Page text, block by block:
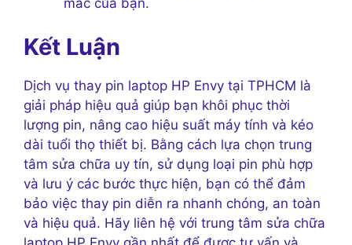
mắc của bạn.
Kết Luận
Dịch vụ thay pin laptop HP Envy tại TPHCM là
giải pháp hiệu quả giúp bạn khôi phục thời
lượng pin, nâng cao hiệu suất máy tính và kéo
dài tuổi thọ thiết bị. Bằng cách lựa chọn trung
tâm sửa chữa uy tín, sử dụng loại pin phù hợp
và lưu ý các bước thực hiện, bạn có thể đảm
bảo việc thay pin diễn ra nhanh chóng, an toàn
và hiệu quả. Hãy liên hệ với trung tâm sửa chữa